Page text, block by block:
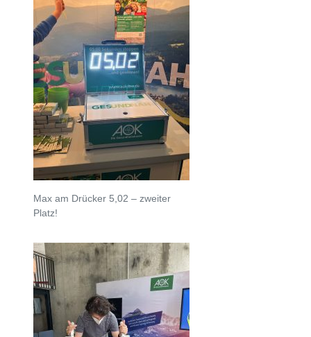
Max am Drücker 5,02 – zweiter
Platz!